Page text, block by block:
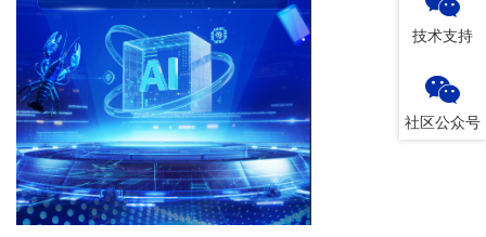
技术支持
社区公众号